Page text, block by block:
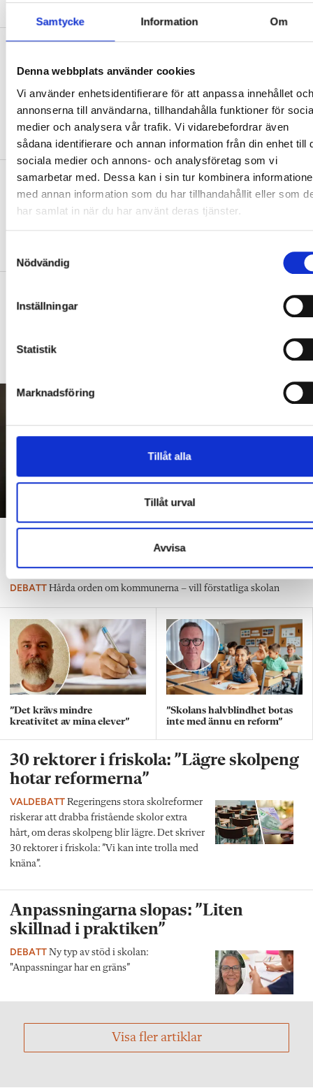
Samtycke Information Om
Denna webbplats använder cookies
Vi använder enhetsidentifierare för att anpassa innehållet och
annonserna till användarna, tillhandahålla funktioner för
medier och analysera vår trafik. Vi vidarebefordrar även
sådana identifierare och annan information från din enhet till
sociala medier och annons- och analysföretag som vi
samarbetar med. Dessa kan i sin tur kombinera
med annan information som du har tillhandahållit eller som
har samlat in när du har använt deras tjänster.
s
Nödvändig
Inställningar
Statistik
Marknadsföring
Tillåt alla
Tillåt urval
Avvisa
Replik: ”Vi vet hur man
skapar effektiv inlärning”
Nya skolan: ”Lärarhjärtat
hoppas på bättre villkor"
Test: Hur klarar du ditt första år som
ny lärare?
etiketter på barn”
emotionell kompetens
”Vi accepterar slitna och
underfinansierade skolor”
DEBATT Hårda orden om kommunerna – vill förstatliga skolan
”Det krävs mindre
kreativitet av mina elever”
”Skolans halvblindhet botas
inte med ännu en reform”
30 rektorer i friskola: ”Lägre skolpeng
hotar reformerna”
VALDEBATT Regeringens stora skolreformer
riskerar att drabba fristående skolor extra
hårt, om deras skolpeng blir lägre. Det skriver
30 rektorer i friskola: ”Vi kan inte trolla med
knäna”.
Anpassningarna slopas: ”Liten
skillnad i praktiken”
DEBATT Ny typ av stöd i skolan:
"Anpassningar har en gräns”
Visa fler artiklar